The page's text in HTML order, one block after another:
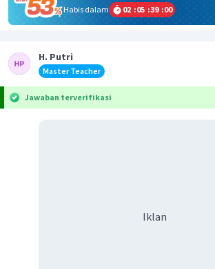
Habis dalam
02 :05 :38 :59
H. Putri
Master Teacher
Jawaban terverifikasi
Iklan